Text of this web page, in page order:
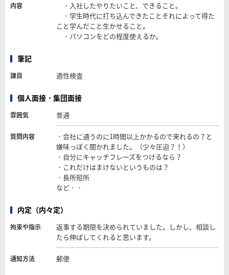
内容
・入社したやりたいこと、できること。
・学生時代に打ち込んできたことそれによって得た
こと学んだこと生かせること。
・パソコンをどの程度使えるか。
筆記
課目 適性検査
個人面接・集団面接
雰囲気 普通
質問内容
・会社に通うのに1時間以上かかるので来れるの？と
嫌味っぽく聞かれました。（少々圧迫？！）
・自分にキャッチフレーズをつけるなら？
・これだけはまけないというものは？
・長所短所
など・・
内定（内々定）
拘束や指示
返事する期限を決められていました。しかし、相談し
たら伸ばしてくれると思います。
通知方法 郵便